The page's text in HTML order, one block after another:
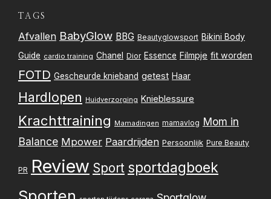
TAGS
Afvallen BabyGlow BBG Beautyglowsport Bikini Body
Guide cardio training Chanel Dior Essence Filmpje fit worden
FOTD Gescheurde knieband getest Haar
Hardlopen Huidverzorging Knieblessure
Krachttraining Mamadingen mamavlog Mom in
Balance Mpower Paardrijden Persoonlijk Pure Beauty
PR Review Sport sportdagboek